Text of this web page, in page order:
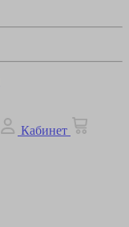
Кабинет